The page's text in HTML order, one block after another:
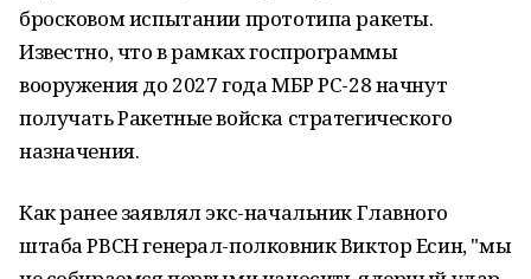
бросковом испытании прототипа ракеты.
Известно, что в рамках госпрограммы
вооружения до 2027 года МБР РС-28 начнут
получать Ракетные войска стратегического
назначения.
Как ранее заявлял экс-начальник Главного
штаба РВСН генерал-полковник Виктор Есин, "мы